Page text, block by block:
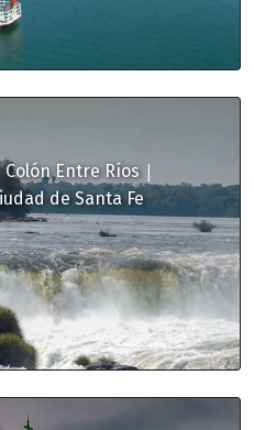
Colón Entre Ríos|
de Santa Fe